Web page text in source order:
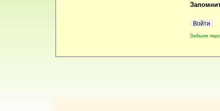
Забыли